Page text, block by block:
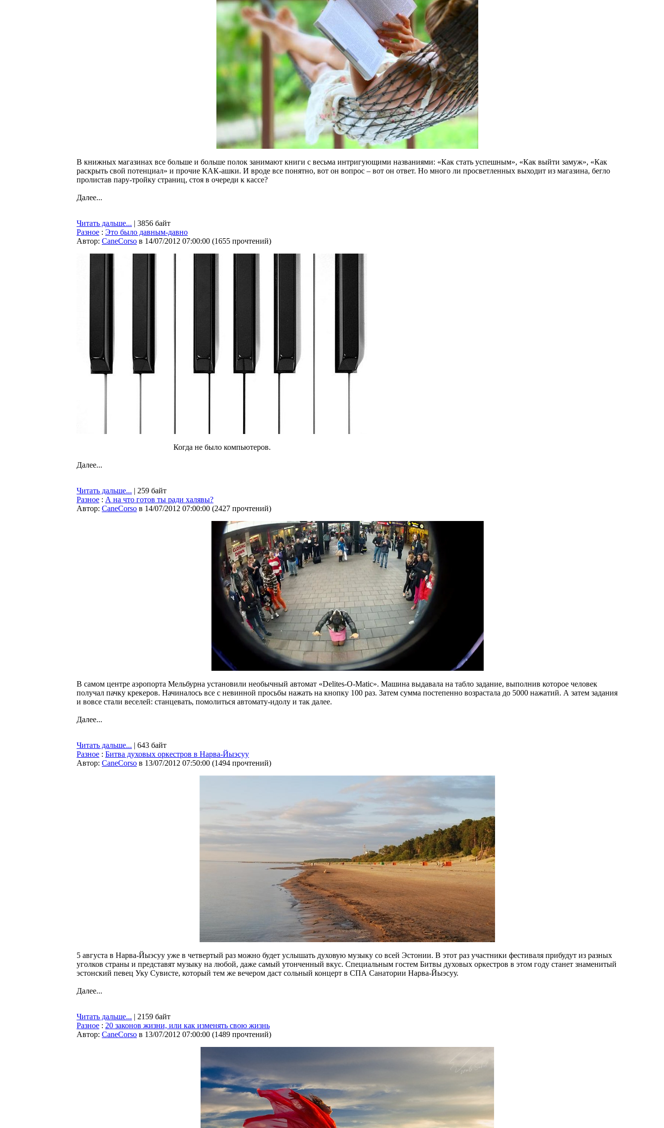
В книжных магазинах все больше и больше полок занимают книги с весьма интригующими названиями: «Как стать успешным», «Как выйти замуж», «Как
раскрыть свой потенциал» и прочие КАК-ашки. И вроде все понятно, вот он вопрос – вот он ответ. Но много ли просветленных выходит из магазина, бегло
пролистав пару-тройку страниц, стоя в очереди к кассе?
Далее...
Читать дальше... | 3856 байт
Разное : Это было давным-давно
Автор: CaneCorso в 14/07/2012 07:00:00 (1655 прочтений)
Когда не было компьютеров.
Далее...
Читать дальше... | 259 байт
Разное : А на что готов ты ради халявы?
Автор: CaneCorso в 14/07/2012 07:00:00 (2427 прочтений)
В самом центре аэропорта Мельбурна установили необычный автомат «Delites-O-Matic». Машина выдавала на табло задание, выполнив которое человек
получал пачку крекеров. Начиналось все с невинной просьбы нажать на кнопку 100 раз. Затем сумма постепенно возрастала до 5000 нажатий. А затем задания
и вовсе стали веселей: станцевать, помолиться автомату-идолу и так далее.
Далее...
Читать дальше... | 643 байт
Разное : Битва духовых оркестров в Нарва-Йыэсуу
Автор: CaneCorso в 13/07/2012 07:50:00 (1494 прочтений)
5 августа в Нарва-Йыэсуу уже в четвертый раз можно будет услышать духовую музыку со всей Эстонии. В этот раз участники фестиваля прибудут из разных
уголков страны и представят музыку на любой, даже самый утонченный вкус. Специальным гостем Битвы духовых оркестров в этом году станет знаменитый
эстонский певец Уку Сувисте, который тем же вечером даст сольный концерт в СПА Санатории Нарва-Йыэсуу.
Далее...
Читать дальше... | 2159 байт
Разное : 20 законов жизни, или как изменять свою жизнь
Автор: CaneCorso в 13/07/2012 07:00:00 (1489 прочтений)